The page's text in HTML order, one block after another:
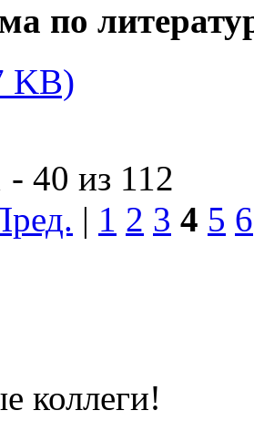
по
KB)
40 из 112
| 1 2 3 4 5 6
коллеги!